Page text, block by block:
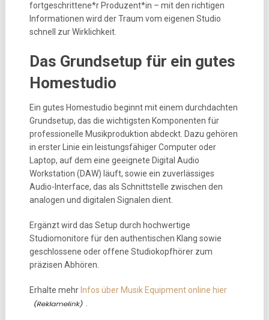
fortgeschrittene*r Produzent*in – mit den richtigen
Informationen wird der Traum vom eigenen Studio
schnell zur Wirklichkeit.
Das Grundsetup für ein gutes
Homestudio
Ein gutes Homestudio beginnt mit einem durchdachten
Grundsetup, das die wichtigsten Komponenten für
professionelle Musikproduktion abdeckt. Dazu gehören
in erster Linie ein leistungsfähiger Computer oder
Laptop, auf dem eine geeignete Digital Audio
Workstation (DAW) läuft, sowie ein zuverlässiges
Audio-Interface, das als Schnittstelle zwischen den
analogen und digitalen Signalen dient.
Ergänzt wird das Setup durch hochwertige
Studiomonitore für den authentischen Klang sowie
geschlossene oder offene Studiokopfhörer zum
präzisen Abhören.
Erhalte mehr Infos über Musik Equipment online hier